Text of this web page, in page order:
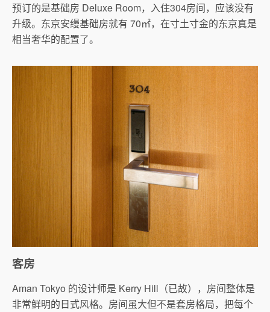
预订的是基础房 Deluxe Room，入住304房间，应该没有
升级。东京安缦基础房就有 70㎡，在寸土寸金的东京真是
相当奢华的配置了。
客房
Aman Tokyo 的设计师是 Kerry Hill（已故），房间整体是
非常鲜明的日式风格。房间虽大但不是套房格局，把每个